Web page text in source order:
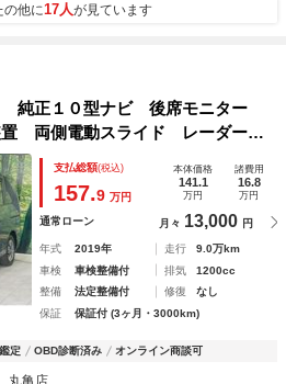
の他に17人が見ています
正１０型ナビ 後席モニター
両側電動スライド レーダーク
ンＥＴＣ 禁煙車 コーナーセン
ヘッド 純正１５インチアルミ
支払総額(税込)
157.9 万円
本体価格
141.1
万円
諸費用
16.8
万円
通常ローン 月々 13,000 円
年式 2019年 走行
9.0万km
車検
車検整備付 排気
1200cc
整備
法定整備付 修復
なし
保証
保証付 (3ヶ月・3000km)
定 OBD診断済み オンライン商談可
丸亀店